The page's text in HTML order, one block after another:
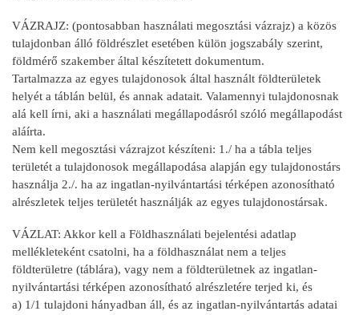
VÁZRAJZ: (pontosabban használati megosztási vázrajz) a közös
tulajdonban álló földrészlet esetében külön jogszabály szerint,
földmérő szakember által készítetett dokumentum.
Tartalmazza az egyes tulajdonosok által használt földterületek
helyét a táblán belül, és annak adatait. Valamennyi tulajdonosnak
alá kell írni, aki a használati megállapodásról szóló megállapodást
aláírta.
Nem kell megosztási vázrajzot készíteni: 1./ ha a tábla teljes
területét a tulajdonosok megállapodása alapján egy tulajdonostárs
használja 2./. ha az ingatlan-nyilvántartási térképen azonosítható
alrészletek teljes területét használják az egyes tulajdonostársak.
VÁZLAT: Akkor kell a Földhasználati bejelentési adatlap
mellékleteként csatolni, ha a földhasználat nem a teljes
földterületre (táblára), vagy nem a földterületnek az ingatlan-
nyilvántartási térképen azonosítható alrészletére terjed ki, és
a) 1/1 tulajdoni hányadban áll, és az ingatlan-nyilvántartás adatai